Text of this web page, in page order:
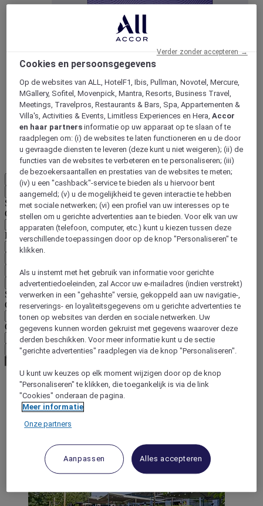
ALL Accor+ Voyager
15% korting het hele jaardoor op uw verblijven bij
+30 merken
WORD NU LID
Meer
Terug
Selecteer hieronder uw land en taal
Geografische zone
Land/regio-taal
EUR (€)
Terug
Selecteer hieronder uw valuta
Geografische zone
Offerte
Bevestig mijn valuta
World
Europe
Ypres
Cookies en persoonsgegevens
Op de websites van ALL, HotelF1, Ibis, Pullman, Novotel, Mercure,
MGallery, Sofitel, Movenpick, Mantra, Resorts, Business Travel,
Meetings, Travelpros, Restaurants & Bars, Spa, Appartementen &
Villa's, Activities & Events, Limitless Experiences en Hera,Accor
en haar partners informatie op uw apparaat op te slaan of te
raadplegen om: (i) de websites te laten functioneren en u de door
u gevraagde diensten te leveren (deze kunt u niet weigeren); (ii) de
functies van de websites te verbeteren en te personaliseren; (iii)
de bezoekersaantallen en prestaties van de websites te meten;
(iv) u een "cashback"-service te bieden als u hiervoor bent
aangemeld; (v) u de mogelijkheid te geven interactie te hebben
met sociale netwerken; (vi) een profiel van uw interesses op te
stellen om u gerichte advertenties aan te bieden. Voor elk van uw
apparaten (telefoon, computer, etc.) kunt u kiezen tussen deze
verschillende toepassingen door op de knop "Personaliseren" te
klikken.
Als u instemt met het gebruik van informatie voor gerichte
advertentiedoeleinden, zal Accor uw e-mailadres (indien verstrekt)
verwerken in een "gehashte" versie, gekoppeld aan uw navigatie-,
reserverings- en loyaliteitsgegevens om u gerichte advertenties te
tonen op websites van derden en sociale netwerken. Uw
gegevens kunnen worden gekruist met gegevens waarover deze
derden beschikken. Voor meer informatie kunt u de sectie
"gerichte advertenties" raadplegen via de knop "Personaliseren".
U kunt uw keuzes op elk moment wijzigen door op de knop
"Personaliseren" te klikken, die toegankelijk is via de link
"Cookies" onderaan de pagina.
Meer informatie
Onze partners
Aanpassen Alles accepteren
Verder zonder accepteren →